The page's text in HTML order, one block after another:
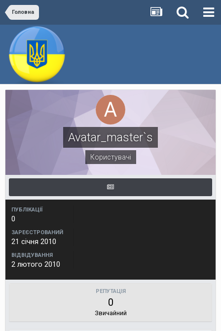
Головна
Avatar_master`s
Користувачі
ПУБЛІКАЦІЇ
0
ЗАРЕЄСТРОВАНИЙ
21 січня 2010
ВІДВІДУВАННЯ
2 лютого 2010
РЕПУТАЦІЯ
0
Звичайний